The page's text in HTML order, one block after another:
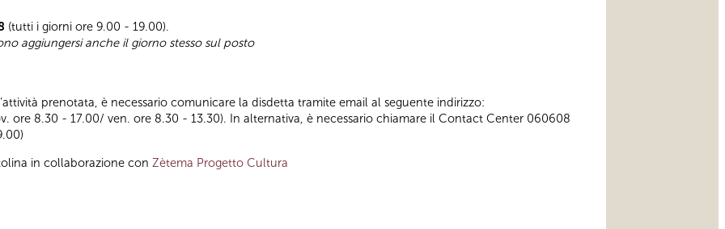
(tutti i giorni ore 9.00 - 19.00).
aggiungersi anche il giorno stesso sul posto
prenotata, è necessario comunicare la disdetta tramite email al seguente indirizzo:
ore 8.30 - 17.00/ ven. ore 8.30 - 13.30). In alternativa, è necessario chiamare il Contact Center 060608
in collaborazione con Zètema Progetto Cultura